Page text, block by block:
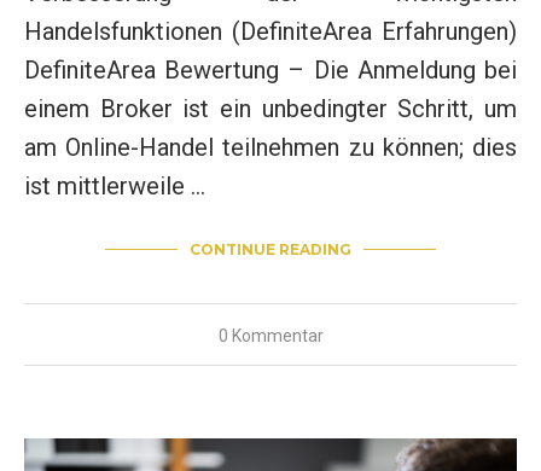
Handelsfunktionen (DefiniteArea Erfahrungen)
DefiniteArea Bewertung – Die Anmeldung bei
einem Broker ist ein unbedingter Schritt, um
am Online-Handel teilnehmen zu können; dies
ist mittlerweile …
CONTINUE READING
0 Kommentar